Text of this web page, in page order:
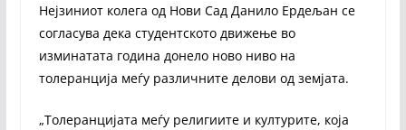
Нејзиниот колега од Нови Сад Данило Ердељан се
согласува дека студентското движење во
изминатата година донело ново ниво на
толеранција меѓу различните делови од земјата.
„Толеранцијата меѓу религиите и културите, која